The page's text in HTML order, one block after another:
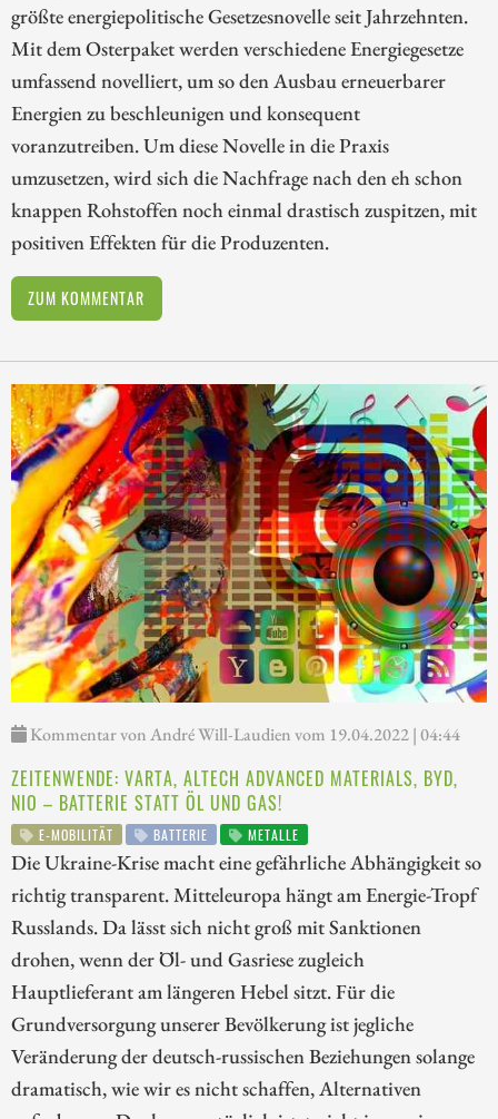
größte energiepolitische Gesetzesnovelle seit Jahrzehnten.
Mit dem Osterpaket werden verschiedene Energiegesetze
umfassend novelliert, um so den Ausbau erneuerbarer
Energien zu beschleunigen und konsequent
voranzutreiben. Um diese Novelle in die Praxis
umzusetzen, wird sich die Nachfrage nach den eh schon
knappen Rohstoffen noch einmal drastisch zuspitzen, mit
positiven Effekten für die Produzenten.
ZUM KOMMENTAR
Kommentar von André Will-Laudien vom 19.04.2022 | 04:44
ZEITENWENDE: VARTA, ALTECH ADVANCED MATERIALS, BYD,
NIO – BATTERIE STATT ÖL UND GAS!
E-MOBILITÄT BATTERIE METALLE
Die Ukraine-Krise macht eine gefährliche Abhängigkeit so
richtig transparent. Mitteleuropa hängt am Energie-Tropf
Russlands. Da lässt sich nicht groß mit Sanktionen
drohen, wenn der Öl- und Gasriese zugleich
Hauptlieferant am längeren Hebel sitzt. Für die
Grundversorgung unserer Bevölkerung ist jegliche
Veränderung der deutsch-russischen Beziehungen solange
dramatisch, wie wir es nicht schaffen, Alternativen